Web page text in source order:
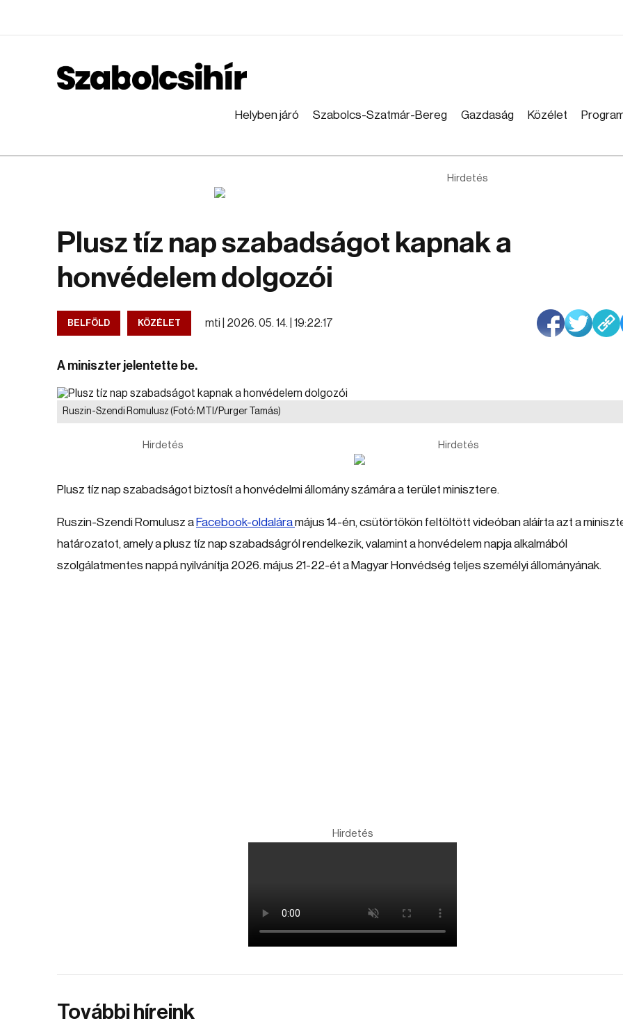
Helyben járó Szabolcs-Szatmár-Bereg Gazdaság Közélet
Hirdetés
Plusz tíz nap szabadságot kapnak a
honvédelem dolgozói
BELFÖLD KÖZÉLET mti | 2026. 05. 14. | 19:22:17
A miniszter jelentette be.
Ruszin-Szendi Romulusz (Fotó: MTI/Purger Tamás)
Hirdetés Hirdetés
Plusz tíz nap szabadságot biztosít a honvédelmi állomány számára a terület minisztere.
Ruszin-Szendi Romulusz a Facebook-oldaláramájus 14-én, csütörtökön feltöltött videóban aláírta azt a
határozatot, amely a plusz tíz nap szabadságról rendelkezik, valamint a honvédelem napja alkalmából
szolgálatmentes nappá nyilvánítja 2026. május 21-22-ét a Magyar Honvédség teljes személyi állományának.
Hirdetés
További híreink